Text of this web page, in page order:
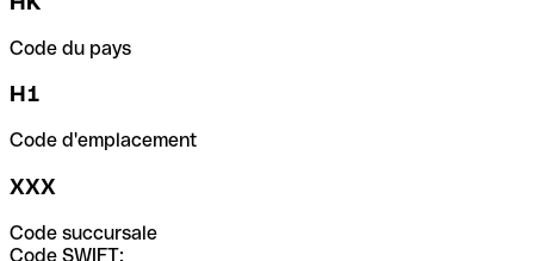
Code du pays
H1
Code d'emplacement
XXX
Code succursale
Code SWIFT: